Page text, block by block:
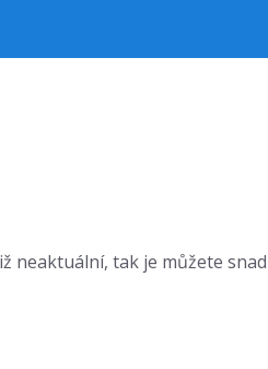
tak je můžete